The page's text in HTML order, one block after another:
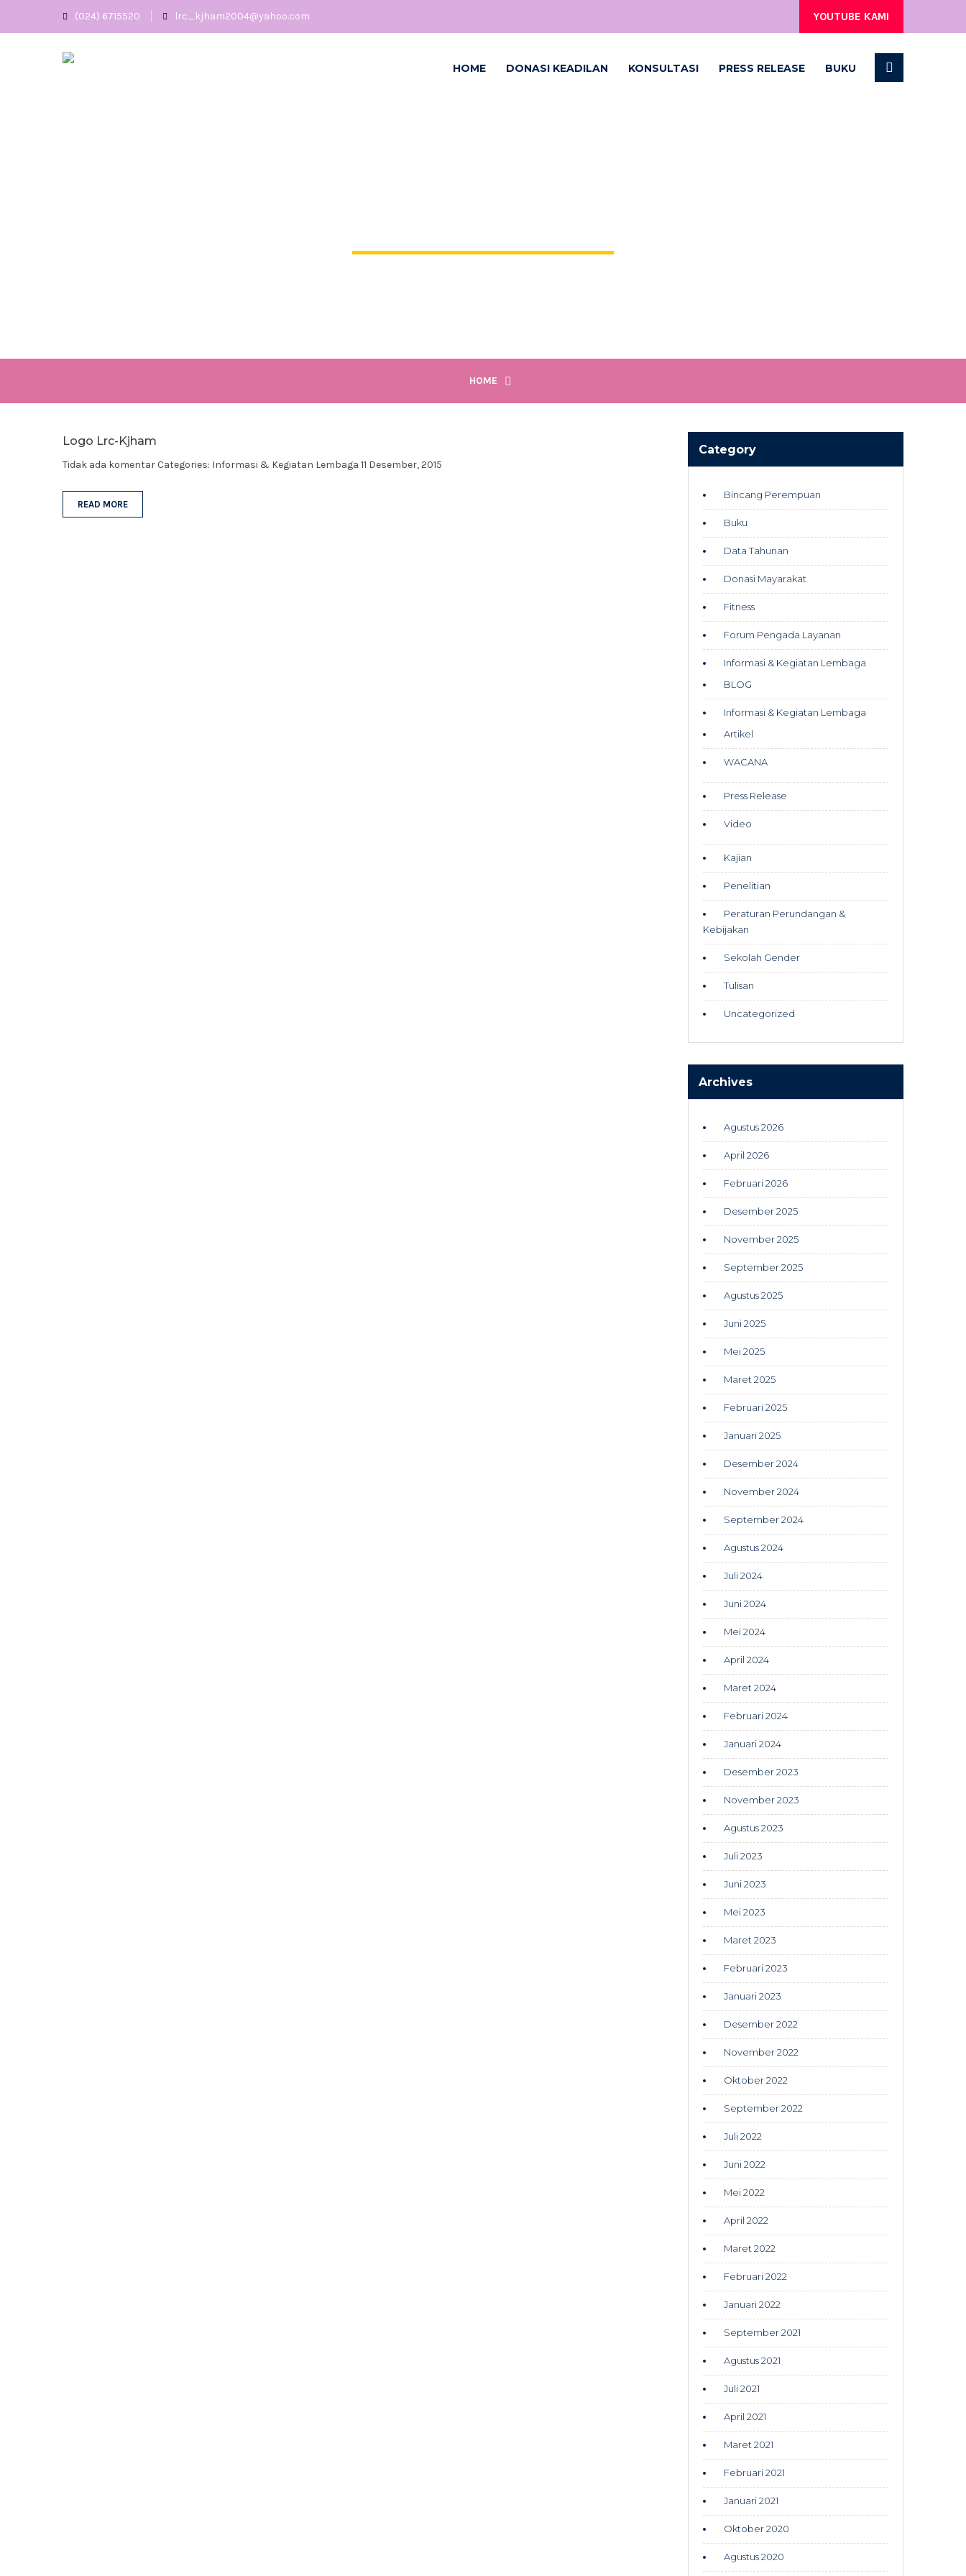
(024) 6715520 lrc_kjham2004@yahoo.com YOUTUBE KAMI
HOME DONASI KEADILAN KONSULTASI PRESS RELEASE BUKU
HOME
Logo Lrc-Kjham
Tidak ada komentar Categories: Informasi & Kegiatan Lembaga 11 Desember, 2015
READ MORE
Category
Bincang Perempuan
Buku
Data Tahunan
Donasi Mayarakat
Fitness
Forum Pengada Layanan
Informasi & Kegiatan Lembaga
BLOG
Informasi & Kegiatan Lembaga
Artikel
WACANA
Press Release
Video
Kajian
Penelitian
Peraturan Perundangan &
Kebijakan
Sekolah Gender
Tulisan
Uncategorized
Archives
Agustus 2026
April 2026
Februari 2026
Desember 2025
November 2025
September 2025
Agustus 2025
Juni 2025
Mei 2025
Maret 2025
Februari 2025
Januari 2025
Desember 2024
November 2024
September 2024
Agustus 2024
Juli 2024
Juni 2024
Mei 2024
April 2024
Maret 2024
Februari 2024
Januari 2024
Desember 2023
November 2023
Agustus 2023
Juli 2023
Juni 2023
Mei 2023
Maret 2023
Februari 2023
Januari 2023
Desember 2022
November 2022
Oktober 2022
September 2022
Juli 2022
Juni 2022
Mei 2022
April 2022
Maret 2022
Februari 2022
Januari 2022
September 2021
Agustus 2021
Juli 2021
April 2021
Maret 2021
Februari 2021
Januari 2021
Oktober 2020
Agustus 2020